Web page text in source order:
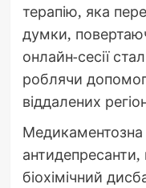
терапію, яка
думки,
онлайн-сесії
роблячи
віддалених
Медикаментозна
біохімічний